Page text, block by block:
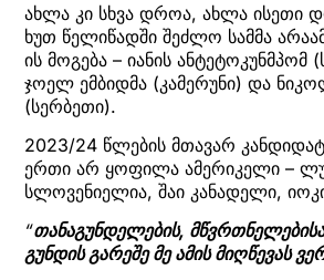
ახლა კი სხვა დროა, ახლა
ხუთ წელიწადში შეძლო სამმა
ის მოგება – იანის ანტეტოკუნმპომ
ჯოელ ემბიდმა (კამერუნი) და
(სერბეთი).
2023/24 წლების მთავარ
ერთი არ ყოფილა ამერიკელი –
სლოვენიელია, შაი კანადელი,
“თანაგუნდელების,
გუნდის გარეშე მე ამის მიღწევას